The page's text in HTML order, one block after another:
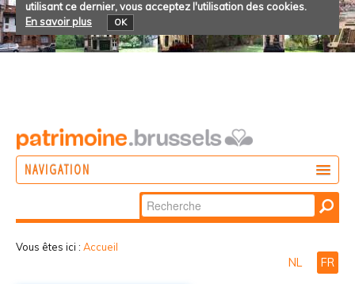
utilisant ce dernier, vous acceptez l'utilisation des cookies.
En savoir plus
OK
NAVIGATION
Chercher par
Recherche
Vous êtes ici : Accueil
NL FR